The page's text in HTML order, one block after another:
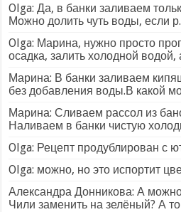
Olga: Да, в банки заливаем
Можно долить чуть воды, если
Olga: Марина, нужно просто
осадка, залить холодной водой,
Марина: В банки заливаем
без добавления воды.В какой
Марина: Сливаем рассол из
Наливаем в банки чистую
Olga: Рецепт продублирован с
Olga: можно, но это испортит
Александра Донникова: А
Чили заменить на зелёный? А